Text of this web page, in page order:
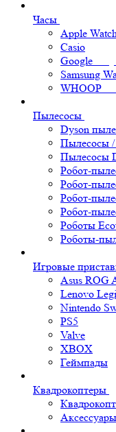
Часы
Apple
Casio
Google
Samsung
WHOOP
Пылесосы
Dyson
Пылесосы
Пылесосы
Робот-
Робот-
Робот-
Робот-
Роботы
Роботы-
Игровые
Asus ROG
Lenovo
Nintendo
PS5
Valve
XBOX
Геймпады
Квадрокоптеры